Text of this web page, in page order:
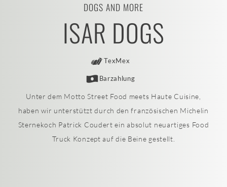
DOGS AND MORE
ISAR DOGS
TexMex
Barzahlung
Unter dem Motto Street Food meets Haute Cuisine,
haben wir unterstützt durch den französischen Michelin
Sternekoch Patrick Coudert ein absolut neuartiges Food
Truck Konzept auf die Beine gestellt.